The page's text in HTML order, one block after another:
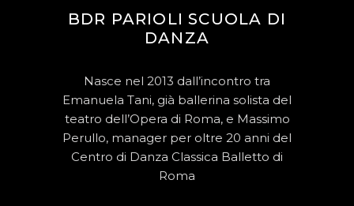
BDR PARIOLI SCUOLA DI
DANZA
Nasce nel 2013 dall’incontro tra
Emanuela Tani, già ballerina solista del
teatro dell’Opera di Roma, e Massimo
Perullo, manager per oltre 20 anni del
Centro di Danza Classica Balletto di
Roma